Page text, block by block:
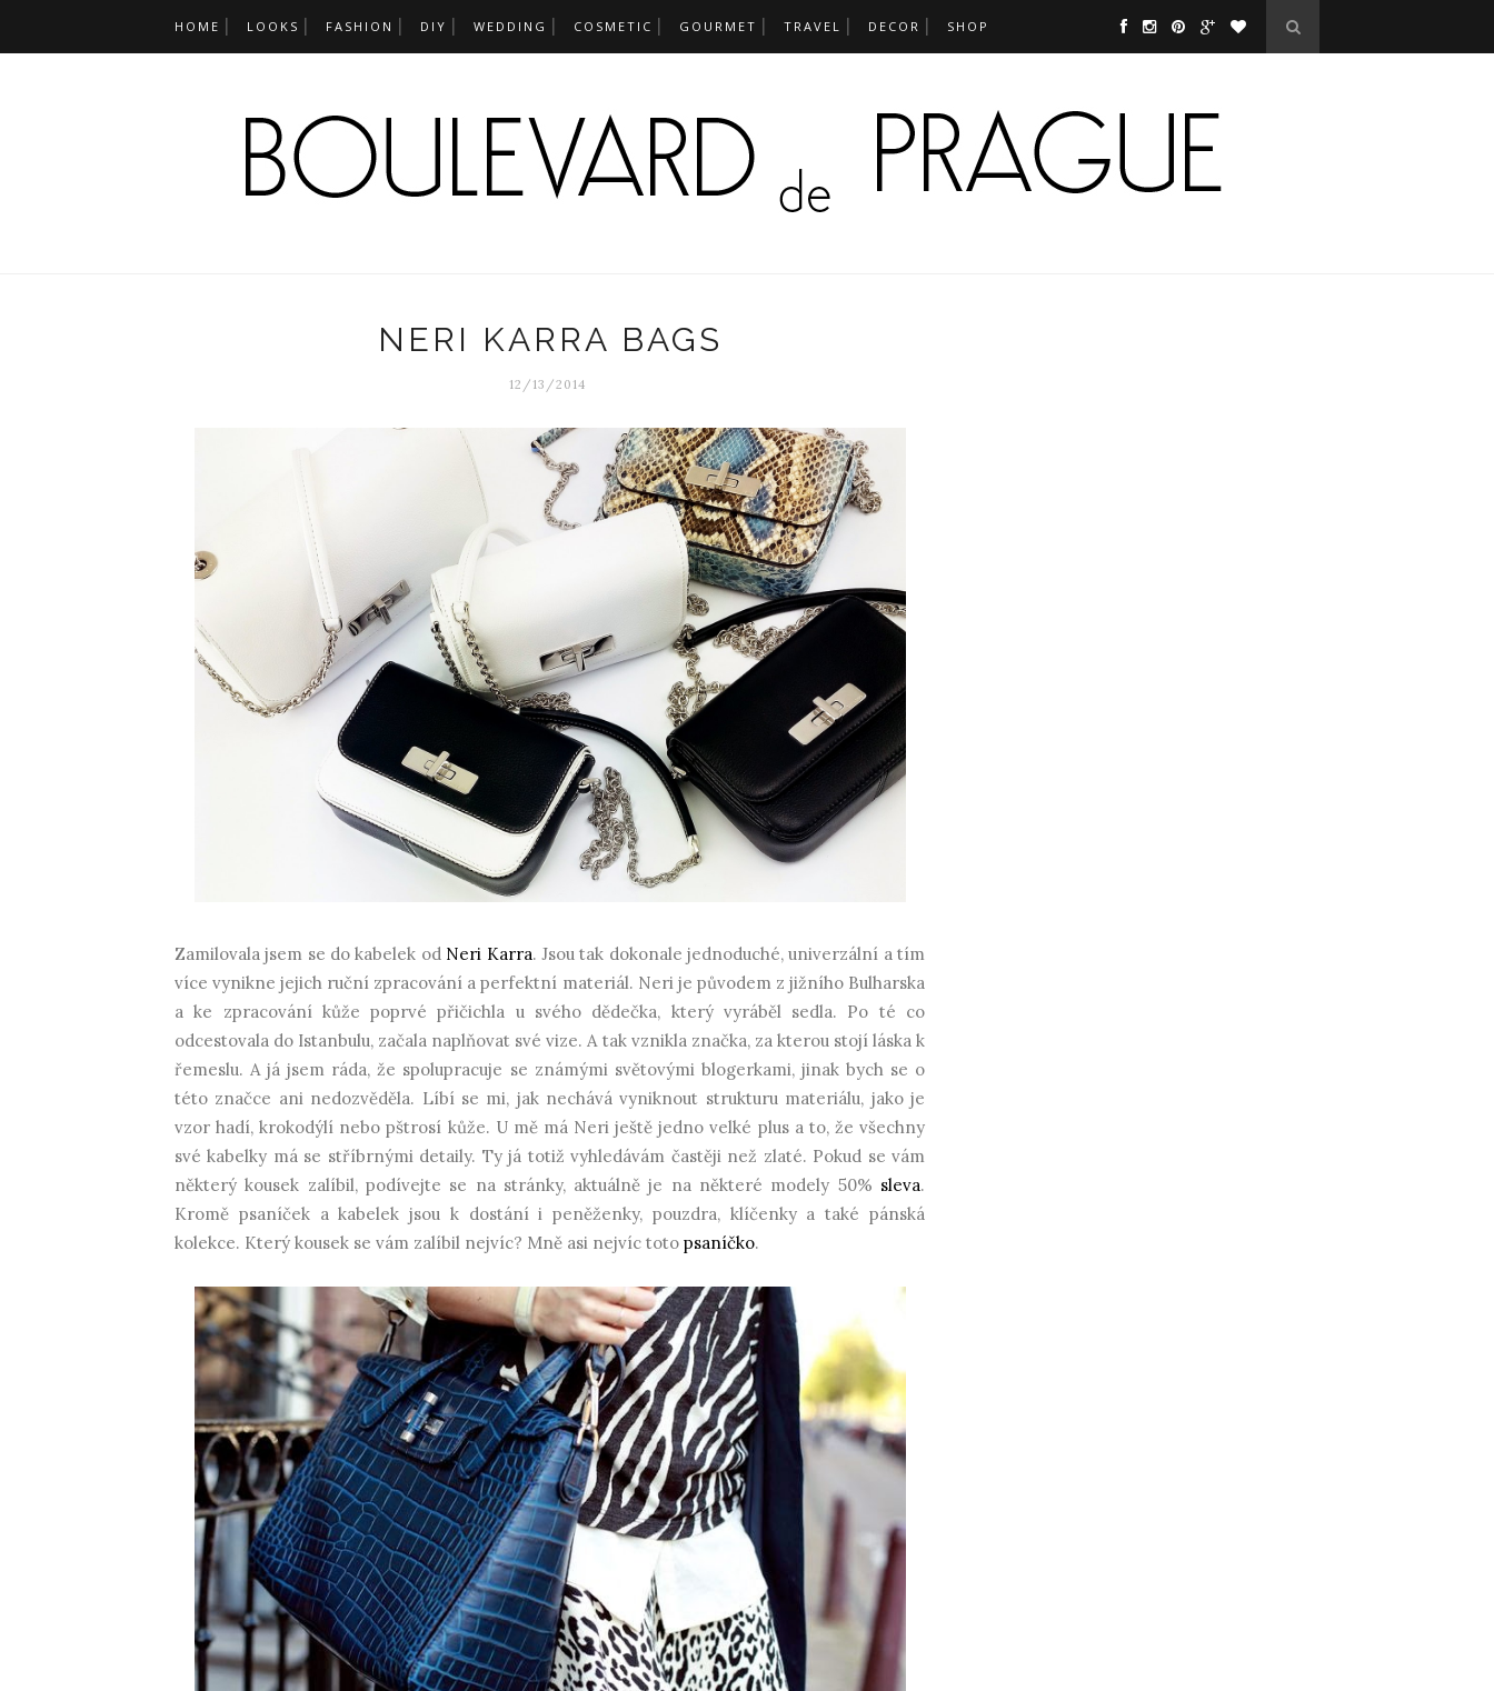
HOME LOOKS FASHION DIY WEDDING COSMETIC GOURMET TRAVEL DECOR SHOP
NERI KARRA BAGS
12/13/2014
Zamilovala jsem se do kabelek od Neri Karra. Jsou tak dokonale jednoduché, univerzální a tím
více vynikne jejich ruční zpracování a perfektní materiál. Neri je původem z jižního Bulharska
a ke zpracování kůže poprvé přičichla u svého dědečka, který vyráběl sedla. Po té co
odcestovala do Istanbulu, začala naplňovat své vize. A tak vznikla značka, za kterou stojí láska k
řemeslu. A já jsem ráda, že spolupracuje se známými světovými blogerkami, jinak bych se o
této značce ani nedozvěděla. Líbí se mi, jak nechává vyniknout strukturu materiálu, jako je
vzor hadí, krokodýlí nebo pštrosí kůže. U mě má Neri ještě jedno velké plus a to, že všechny
své kabelky má se stříbrnými detaily. Ty já totiž vyhledávám častěji než zlaté. Pokud se vám
některý kousek zalíbil, podívejte se na stránky, aktuálně je na některé modely 50% sleva.
Kromě psaníček a kabelek jsou k dostání i peněženky, pouzdra, klíčenky a také pánská
kolekce. Který kousek se vám zalíbil nejvíc? Mně asi nejvíc toto psaníčko.